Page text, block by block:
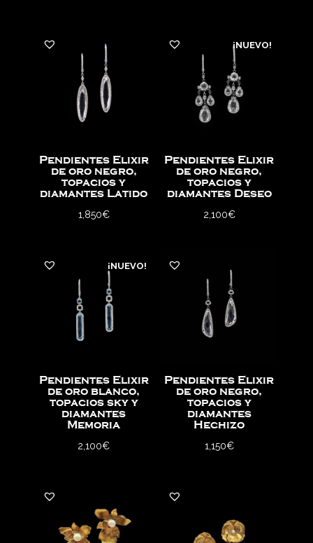
Pendientes Elixir
de oro negro,
topacios y
diamantes Latido
1,850€
¡NUEVO!
Pendientes Elixir
de oro negro,
topacios y
diamantes Deseo
2,100€
¡NUEVO!
Pendientes Elixir
de oro blanco,
topacios sky y
diamantes
Memoria
2,100€
Pendientes Elixir
de oro negro,
topacios y
diamantes
Hechizo
1,150€